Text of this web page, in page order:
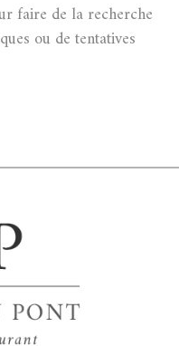
faire de la recherche
ou de tentatives